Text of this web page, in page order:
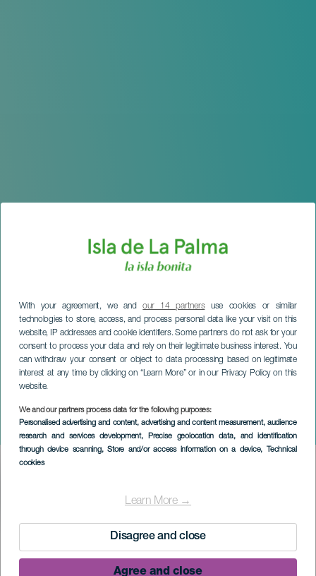
With your agreement, we andour 14 partnersuse cookies or similar
technologies to store, access, and process personal data like your visit on this
website, IP addresses and cookie identifiers. Some partners do not ask for your
consent to process your data and rely on their legitimate business interest. You
can withdraw your consent or object to data processing based on legitimate
interest at any time by clicking on “Learn More” or in our Privacy Policy on this
website.
We and our partners process data for the following purposes:
Personalised advertising and content, advertising and content measurement, audience
research and services development, Precise geolocation data, and identification
through device scanning, Store and/or access information on a device, Technical
cookies
Learn More →
Disagree and close
Agree and close
Jazz pour la famille - Un
voyage à travers la
musique universelle
LA PALMA
Imagen
ÉVÉNEMENT PASSÉ